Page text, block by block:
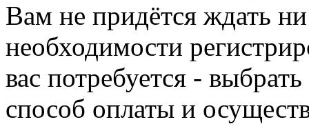
Вам не придётся ждать
необходимости
вас потребуется -
способ оплаты и